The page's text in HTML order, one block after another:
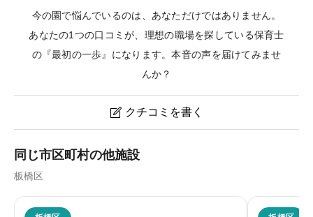
今の園で悩んでいるのは、あなただけではありません。
あなたの1つの口コミが、理想の職場を探している保育士
の『最初の一歩』になります。本音の声を届けてみませ
んか？
 クチコミを書く
ニックネーム
同じ市区町村の他施設
板橋区